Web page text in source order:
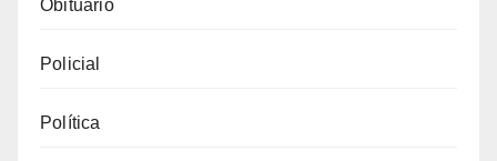
Obituario
Policial
Política